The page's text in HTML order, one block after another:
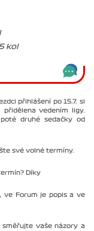
kol
přihlášení po 15.7. si
vedením ligy.
druhé sedačky od
své volné termíny.
Díky
ve Forum je popis a ve
vaše názory a